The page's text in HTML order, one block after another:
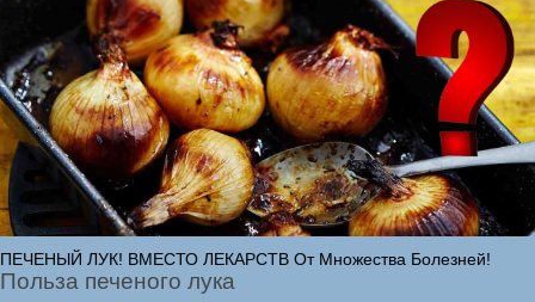
ПЕЧЕНЫЙ ЛУК! ВМЕСТО ЛЕКАРСТВ От Множества Болезней!
Польза печеного лука